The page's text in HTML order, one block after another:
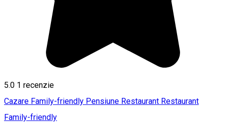
5.0 1 recenzie
Cazare Family-friendly Pensiune Restaurant Restaurant
Family-friendly